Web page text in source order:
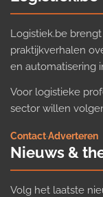
Logistiek.be
praktijkverhalen
en automatisering
Voor logistieke
sector willen
Contact·Adverteren
Nieuws &
Volg het laatste